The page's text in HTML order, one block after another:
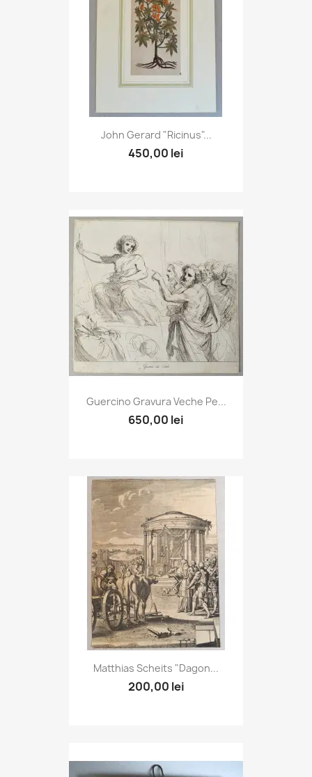
John Gerard "Ricinus"...
450,00 lei
Guercino Gravura Veche Pe...
650,00 lei
Matthias Scheits "Dagon...
200,00 lei